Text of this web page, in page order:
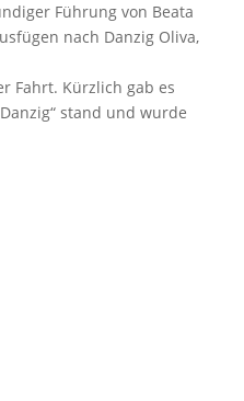
Führung von Beata
nach Danzig Oliva,
Fahrt. Kürzlich gab es
stand und wurde